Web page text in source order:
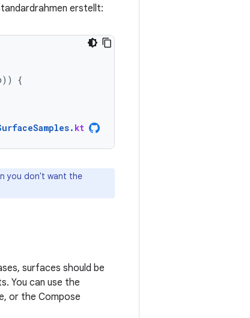
erstellt:
))
{
. kt
you don't want the
surfaces should be
You can use the
or the Compose